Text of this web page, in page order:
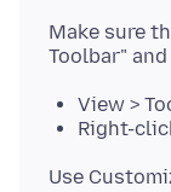
Make sure
View >
Right-
Use